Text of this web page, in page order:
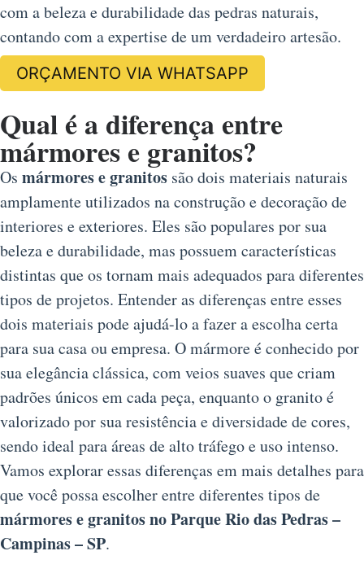
com a beleza e durabilidade das pedras naturais,
contando com a expertise de um verdadeiro artesão.
ORÇAMENTO VIA WHATSAPP
Qual é a diferença entre
mármores e granitos?
Os mármores e granitos são dois materiais naturais
amplamente utilizados na construção e decoração de
interiores e exteriores. Eles são populares por sua
beleza e durabilidade, mas possuem características
distintas que os tornam mais adequados para diferentes
tipos de projetos. Entender as diferenças entre esses
dois materiais pode ajudá-lo a fazer a escolha certa
para sua casa ou empresa. O mármore é conhecido por
sua elegância clássica, com veios suaves que criam
padrões únicos em cada peça, enquanto o granito é
valorizado por sua resistência e diversidade de cores,
sendo ideal para áreas de alto tráfego e uso intenso.
Vamos explorar essas diferenças em mais detalhes para
que você possa escolher entre diferentes tipos de
mármores e granitos no Parque Rio das Pedras –
Campinas – SP.